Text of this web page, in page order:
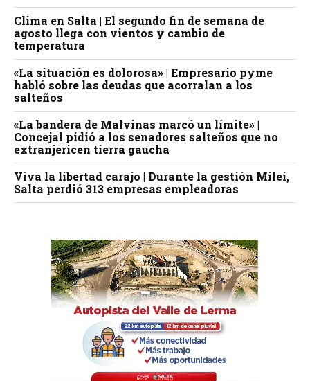
Clima en Salta | El segundo fin de semana de
agosto llega con vientos y cambio de
temperatura
«La situación es dolorosa» | Empresario pyme
habló sobre las deudas que acorralan a los
salteños
«La bandera de Malvinas marcó un límite» |
Concejal pidió a los senadores salteños que no
extranjericen tierra gaucha
Viva la libertad carajo | Durante la gestión Milei,
Salta perdió 313 empresas empleadoras